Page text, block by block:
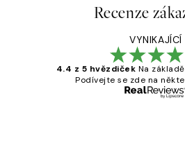
Recenze
VYNIKAJÍCÍ
4.4 z 5 hvězdiček Na
Podívejte se zde na